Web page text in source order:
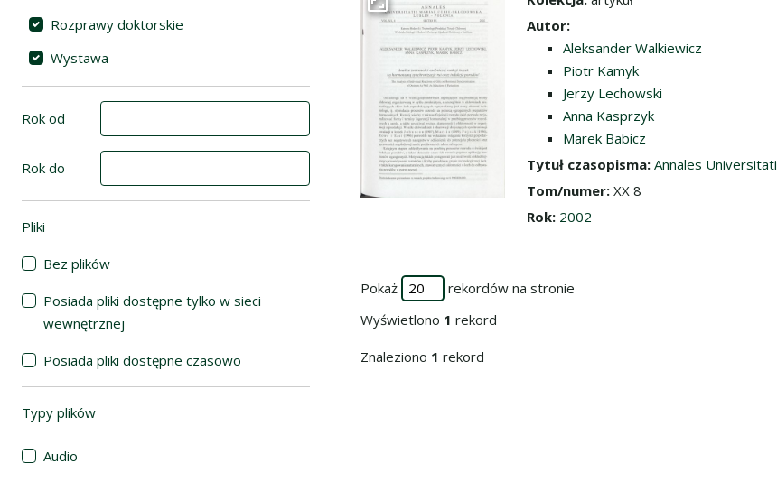
Rozprawy doktorskie
Wystawa
Rok od
Rok do
Pliki
Bez plików
Posiada pliki dostępne tylko w sieci
wewnętrznej
Posiada pliki dostępne czasowo
Typy plików
Audio
Przejdź do zbioru
Autor:
Aleksander Walkiewicz
Piotr Kamyk
Jerzy Lechowski
Anna Kasprzyk
Marek Babicz
Tytuł czasopisma: Annales
Tom/numer: XX 8
Rok: 2002
Pokaż
rekordów na stronie
Wyświetlono 1 rekord
Znaleziono 1 rekord